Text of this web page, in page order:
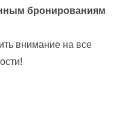
бронированиям
внимание на все